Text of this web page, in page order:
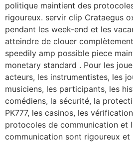
politique maintient des
rigoureux. servir clip Crataegus
pendant les week-end et les
atteindre de clouer
speedily amp possible piece
monetary standard . Pour les
acteurs, les instrumentistes, les
musiciens, les participants, les
comédiens, la sécurité, la
PK777, les casinos, les
protocoles de communication et
communication sont rigoureux